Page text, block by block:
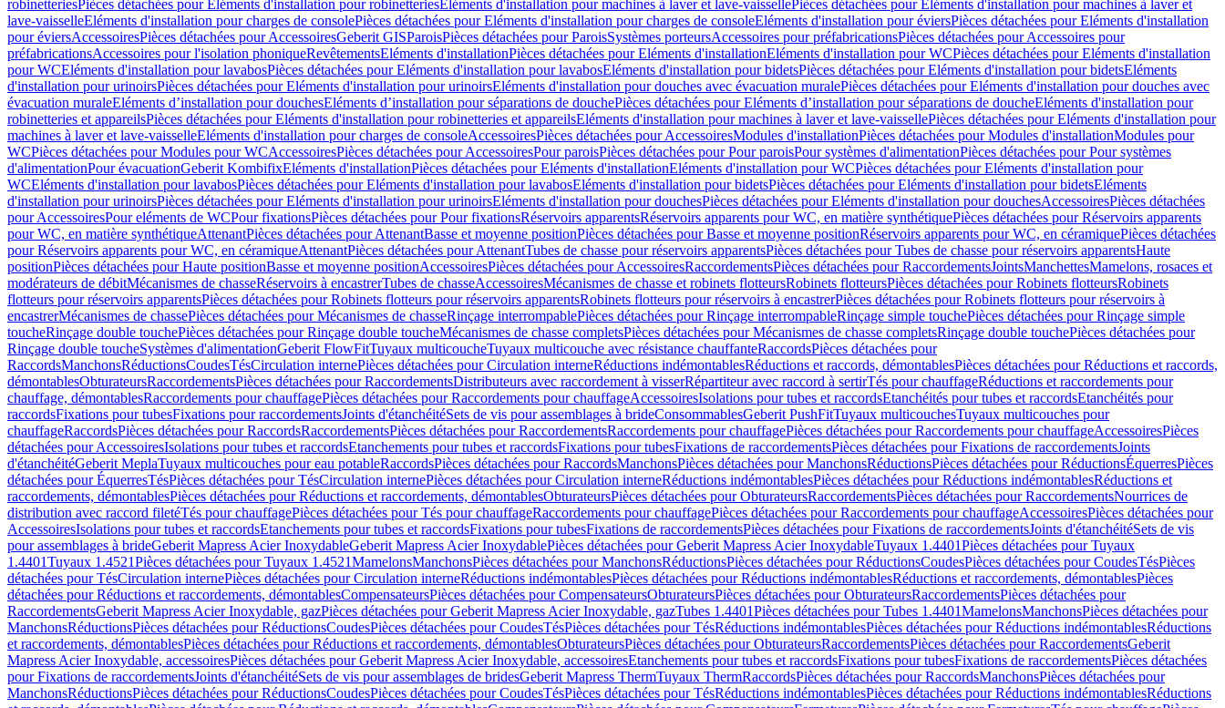
robinetteriesPièces détachées pour Eléments d'installation pour robinetteriesEléments d'installation pour machines à laver et lave-vaissellePièces détachées pour Eléments d'installation pour machines à laver et
lave-vaisselleEléments d'installation pour charges de consolePièces détachées pour Eléments d'installation pour charges de consoleEléments d'installation pour éviersPièces détachées pour Eléments d'installation
pour éviersAccessoiresPièces détachées pour AccessoiresGeberit GISParoisPièces détachées pour ParoisSystèmes porteursAccessoires pour préfabricationsPièces détachées pour Accessoires pour
préfabricationsAccessoires pour l'isolation phoniqueRevêtementsEléments d'installationPièces détachées pour Eléments d'installationEléments d'installation pour WCPièces détachées pour Eléments d'installation
pour WCEléments d'installation pour lavabosPièces détachées pour Eléments d'installation pour lavabosEléments d'installation pour bidetsPièces détachées pour Eléments d'installation pour bidetsEléments
d'installation pour urinoirsPièces détachées pour Eléments d'installation pour urinoirsEléments d'installation pour douches avec évacuation muralePièces détachées pour Eléments d'installation pour douches avec
évacuation muraleEléments d’installation pour douchesEléments d’installation pour séparations de douchePièces détachées pour Eléments d’installation pour séparations de doucheEléments d'installation pour
robinetteries et appareilsPièces détachées pour Eléments d'installation pour robinetteries et appareilsEléments d'installation pour machines à laver et lave-vaissellePièces détachées pour Eléments d'installation pour
machines à laver et lave-vaisselleEléments d'installation pour charges de consoleAccessoiresPièces détachées pour AccessoiresModules d'installationPièces détachées pour Modules d'installationModules pour
WCPièces détachées pour Modules pour WCAccessoiresPièces détachées pour AccessoiresPour paroisPièces détachées pour Pour paroisPour systèmes d'alimentationPièces détachées pour Pour systèmes
d'alimentationPour évacuationGeberit KombifixEléments d'installationPièces détachées pour Eléments d'installationEléments d'installation pour WCPièces détachées pour Eléments d'installation pour
WCEléments d'installation pour lavabosPièces détachées pour Eléments d'installation pour lavabosEléments d'installation pour bidetsPièces détachées pour Eléments d'installation pour bidetsEléments
d'installation pour urinoirsPièces détachées pour Eléments d'installation pour urinoirsEléments d'installation pour douchesPièces détachées pour Eléments d'installation pour douchesAccessoiresPièces détachées
pour AccessoiresPour eléments de WCPour fixationsPièces détachées pour Pour fixationsRéservoirs apparentsRéservoirs apparents pour WC, en matière synthétiquePièces détachées pour Réservoirs apparents
pour WC, en matière synthétiqueAttenantPièces détachées pour AttenantBasse et moyenne positionPièces détachées pour Basse et moyenne positionRéservoirs apparents pour WC, en céramiquePièces détachées
pour Réservoirs apparents pour WC, en céramiqueAttenantPièces détachées pour AttenantTubes de chasse pour réservoirs apparentsPièces détachées pour Tubes de chasse pour réservoirs apparentsHaute
positionPièces détachées pour Haute positionBasse et moyenne positionAccessoiresPièces détachées pour AccessoiresRaccordementsPièces détachées pour RaccordementsJointsManchettesMamelons, rosaces et
modérateurs de débitMécanismes de chasseRéservoirs à encastrerTubes de chasseAccessoiresMécanismes de chasse et robinets flotteursRobinets flotteursPièces détachées pour Robinets flotteursRobinets
flotteurs pour réservoirs apparentsPièces détachées pour Robinets flotteurs pour réservoirs apparentsRobinets flotteurs pour réservoirs à encastrerPièces détachées pour Robinets flotteurs pour réservoirs à
encastrerMécanismes de chassePièces détachées pour Mécanismes de chasseRinçage interrompablePièces détachées pour Rinçage interrompableRinçage simple touchePièces détachées pour Rinçage simple
toucheRinçage double touchePièces détachées pour Rinçage double toucheMécanismes de chasse completsPièces détachées pour Mécanismes de chasse completsRinçage double touchePièces détachées pour
Rinçage double toucheSystèmes d'alimentationGeberit FlowFitTuyaux multicoucheTuyaux multicouche avec résistance chauffanteRaccordsPièces détachées pour
RaccordsManchonsRéductionsCoudesTésCirculation internePièces détachées pour Circulation interneRéductions indémontablesRéductions et raccords, démontablesPièces détachées pour Réductions et raccords,
démontablesObturateursRaccordementsPièces détachées pour RaccordementsDistributeurs avec raccordement à visserRépartiteur avec raccord à sertirTés pour chauffageRéductions et raccordements pour
chauffage, démontablesRaccordements pour chauffagePièces détachées pour Raccordements pour chauffageAccessoiresIsolations pour tubes et raccordsEtanchéités pour tubes et raccordsEtanchéités pour
raccordsFixations pour tubesFixations pour raccordementsJoints d'étanchéitéSets de vis pour assemblages à brideConsommablesGeberit PushFitTuyaux multicouchesTuyaux multicouches pour
chauffageRaccordsPièces détachées pour RaccordsRaccordementsPièces détachées pour RaccordementsRaccordements pour chauffagePièces détachées pour Raccordements pour chauffageAccessoiresPièces
détachées pour AccessoiresIsolations pour tubes et raccordsEtanchements pour tubes et raccordsFixations pour tubesFixations de raccordementsPièces détachées pour Fixations de raccordementsJoints
d'étanchéitéGeberit MeplaTuyaux multicouches pour eau potableRaccordsPièces détachées pour RaccordsManchonsPièces détachées pour ManchonsRéductionsPièces détachées pour RéductionsÉquerresPièces
détachées pour ÉquerresTésPièces détachées pour TésCirculation internePièces détachées pour Circulation interneRéductions indémontablesPièces détachées pour Réductions indémontablesRéductions et
raccordements, démontablesPièces détachées pour Réductions et raccordements, démontablesObturateursPièces détachées pour ObturateursRaccordementsPièces détachées pour RaccordementsNourrices de
distribution avec raccord filetéTés pour chauffagePièces détachées pour Tés pour chauffageRaccordements pour chauffagePièces détachées pour Raccordements pour chauffageAccessoiresPièces détachées pour
AccessoiresIsolations pour tubes et raccordsEtanchements pour tubes et raccordsFixations pour tubesFixations de raccordementsPièces détachées pour Fixations de raccordementsJoints d'étanchéitéSets de vis
pour assemblages à brideGeberit Mapress Acier InoxydableGeberit Mapress Acier InoxydablePièces détachées pour Geberit Mapress Acier InoxydableTuyaux 1.4401Pièces détachées pour Tuyaux
1.4401Tuyaux 1.4521Pièces détachées pour Tuyaux 1.4521MamelonsManchonsPièces détachées pour ManchonsRéductionsPièces détachées pour RéductionsCoudesPièces détachées pour CoudesTésPièces
détachées pour TésCirculation internePièces détachées pour Circulation interneRéductions indémontablesPièces détachées pour Réductions indémontablesRéductions et raccordements, démontablesPièces
détachées pour Réductions et raccordements, démontablesCompensateursPièces détachées pour CompensateursObturateursPièces détachées pour ObturateursRaccordementsPièces détachées pour
RaccordementsGeberit Mapress Acier Inoxydable, gazPièces détachées pour Geberit Mapress Acier Inoxydable, gazTubes 1.4401Pièces détachées pour Tubes 1.4401MamelonsManchonsPièces détachées pour
ManchonsRéductionsPièces détachées pour RéductionsCoudesPièces détachées pour CoudesTésPièces détachées pour TésRéductions indémontablesPièces détachées pour Réductions indémontablesRéductions
et raccordements, démontablesPièces détachées pour Réductions et raccordements, démontablesObturateursPièces détachées pour ObturateursRaccordementsPièces détachées pour RaccordementsGeberit
Mapress Acier Inoxydable, accessoiresPièces détachées pour Geberit Mapress Acier Inoxydable, accessoiresEtanchements pour tubes et raccordsFixations pour tubesFixations de raccordementsPièces détachées
pour Fixations de raccordementsJoints d'étanchéitéSets de vis pour assemblages de bridesGeberit Mapress ThermTuyaux ThermRaccordsPièces détachées pour RaccordsManchonsPièces détachées pour
ManchonsRéductionsPièces détachées pour RéductionsCoudesPièces détachées pour CoudesTésPièces détachées pour TésRéductions indémontablesPièces détachées pour Réductions indémontablesRéductions